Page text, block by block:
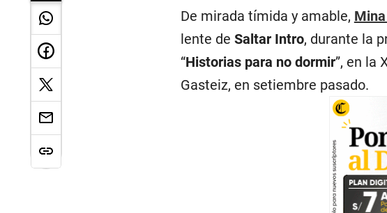
De mirada tímida y amable,
lente de Saltar Intro, durante la
“Historias para no dormir”, en la
Gasteiz, en setiembre pasado.